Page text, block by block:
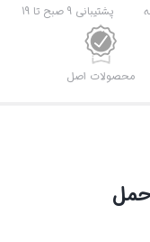
پشتیبانی 9 صبح تا 19
محصولات اصل
حمل